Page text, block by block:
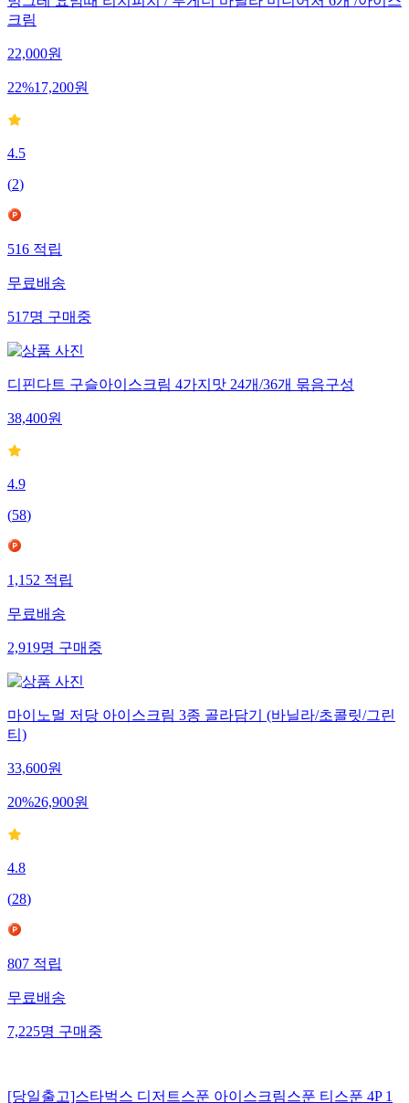
빙그레 요맘때 리치피치 / 투게더 바닐라 미니어처 6개 /아이스
크림
22,000원
22%17,200원
4.5
(2)
516적립
무료배송
517명구매중
디핀다트 구슬아이스크림 4가지맛 24개/36개 묶음구성
38,400원
4.9
(58)
1,152적립
무료배송
2,919명구매중
마이노멀 저당 아이스크림 3종 골라담기 (바닐라/초콜릿/그린
티)
33,600원
20%26,900원
4.8
(28)
807적립
무료배송
7,225명구매중